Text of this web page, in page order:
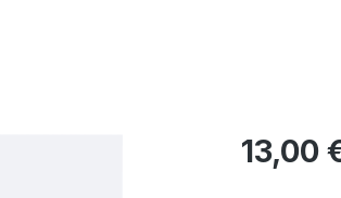
Regulärer
13,00